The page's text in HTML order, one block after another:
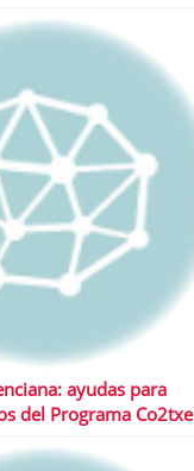
ayudas para
del Programa Co2txe